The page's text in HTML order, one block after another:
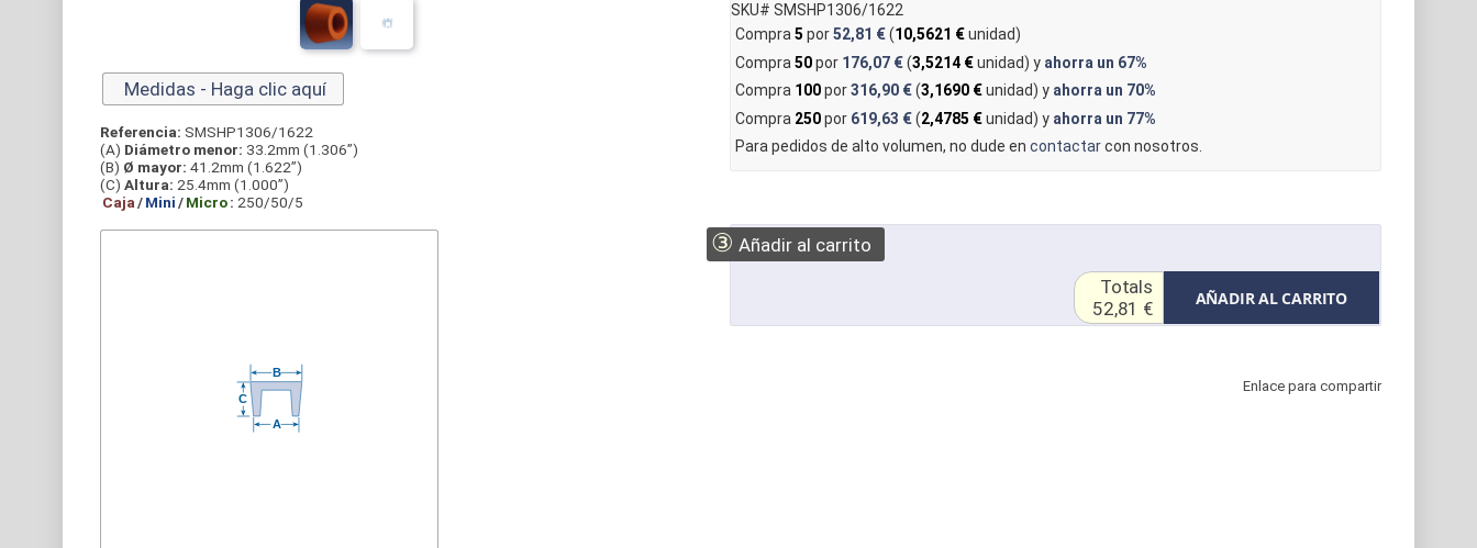
SKU# SMSHP1306/1622
Compra5 por52,81 €(10,5621 €unidad)
Compra 50por 176,07 €(3,5214 €unidad) y ahorra un 67%
Compra 100por316,90 €(3,1690 €unidad) y ahorra un 70%
Compra 250por 619,63 €(2,4785 €unidad) y ahorra un 77%
Para pedidos de alto volumen, no dude en contactarcon nosotros.
③ Añadir al carrito
AÑADIR AL CARRITO
Totals
52,81 €
Enlace para compartir
Medidas - Haga clic aquí
Referencia: SMSHP1306/1622
(A) Diámetro menor: 33.2mm (1.306”)
(B) Ø mayor: 41.2mm (1.622”)
(C) Altura: 25.4mm (1.000”)
Caja/Mini/Micro: 250/50/5